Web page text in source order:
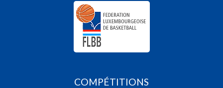
COMPÉTITIONS